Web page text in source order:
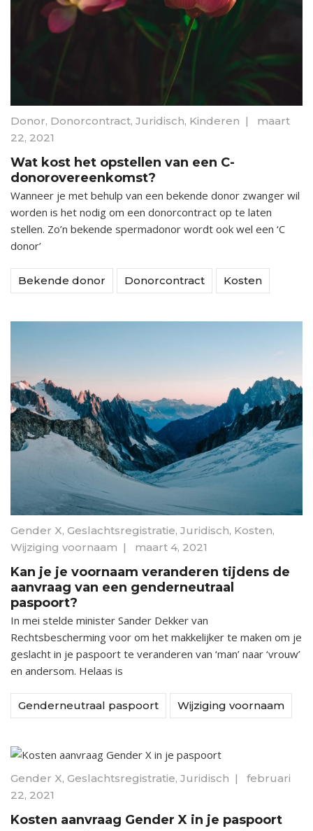
Donor, Donorcontract, Juridisch, Kinderen | maart
22, 2021
Wat kost het opstellen van een C-
donorovereenkomst?
Wanneer je met behulp van een bekende donor zwanger wil
worden is het nodig om een donorcontract op te laten
stellen. Zo’n bekende spermadonor wordt ook wel een ‘C
donor’
Bekende donor Donorcontract Kosten
Gender X, Geslachtsregistratie, Juridisch, Kosten,
Wijziging voornaam | maart 4, 2021
Kan je je voornaam veranderen tijdens de
aanvraag van een genderneutraal
paspoort?
In mei stelde minister Sander Dekker van
Rechtsbescherming voor om het makkelijker te maken om je
geslacht in je paspoort te veranderen van ‘man’ naar ‘vrouw’
en andersom. Helaas is
Genderneutraal paspoort Wijziging voornaam
Gender X, Geslachtsregistratie, Juridisch | februari
22, 2021
Kosten aanvraag Gender X in je paspoort